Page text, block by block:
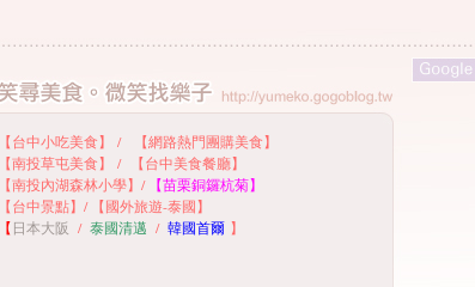
【台中小吃美食】 /
【網路熱門團購美食】
【南投草屯美食】 /
【台中美食餐廳】
【南投內湖森林小學】 / 【苗栗銅鑼杭菊】
【台中景點】 / 【國外旅遊-泰國】
【日本大阪 / 泰國清邁 / 韓國首爾 】